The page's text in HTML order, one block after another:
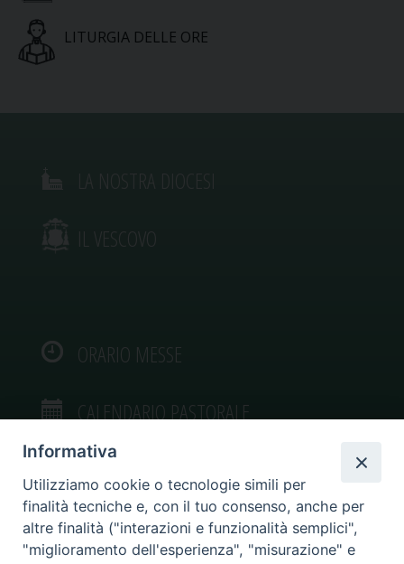
LITURGIA DELLE ORE
IL VESCOVO
ORARIO MESSE
CALENDARIO PASTORALE
VIDEOGALLERY
Informativa
Utilizziamo cookie o tecnologie simili per
finalità tecniche e, con il tuo consenso, anche per
altre finalità ("interazioni e funzionalità semplici",
"miglioramento dell'esperienza", "misurazione" e